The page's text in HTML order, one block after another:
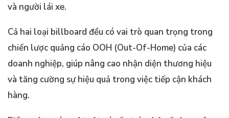
và người lái xe.
Cả hai loại billboard đều có vai trò quan trọng trong
chiến lược quảng cáo OOH (Out-Of-Home) của các
doanh nghiệp, giúp nâng cao nhận diện thương hiệu
và tăng cường sự hiệu quả trong việc tiếp cận khách
hàng.